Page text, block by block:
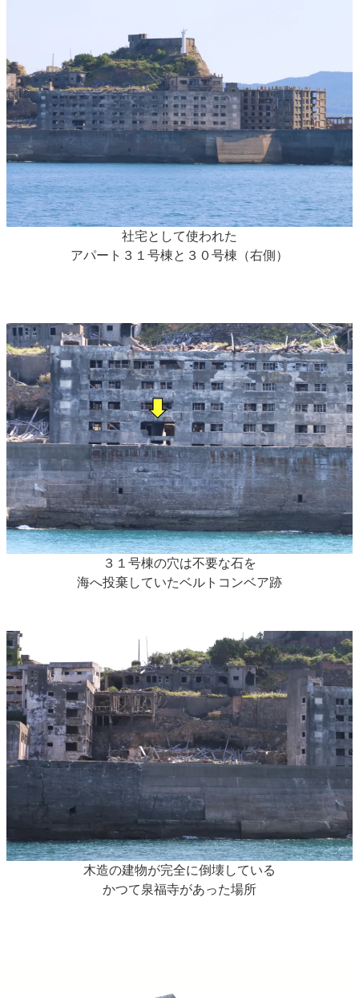
社宅として使われた
アパート３１号棟と３０号棟（右側）
３１号棟の穴は不要な石を
海へ投棄していたベルトコンベア跡
木造の建物が完全に倒壊している
かつて泉福寺があった場所